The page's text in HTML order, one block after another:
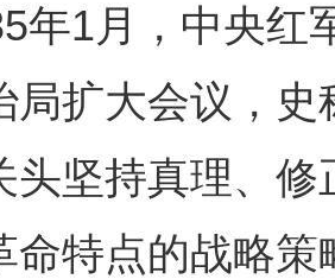
1月，中央红
局扩大会议，史
头坚持真理、
命特点的战略